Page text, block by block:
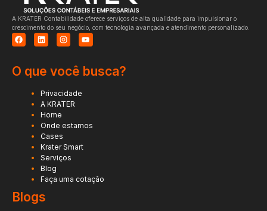
A KRATER Contabilidade oferece serviços de alta qualidade para impulsionar o
crescimento do seu negócio, com tecnologia avançada e atendimento personalizado.
O que você busca?
Privacidade
A KRATER
Home
Onde estamos
Cases
Krater Smart
Serviços
Blog
Faça uma cotação
Blogs